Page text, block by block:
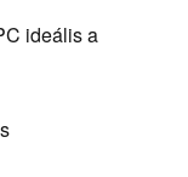
ideális a